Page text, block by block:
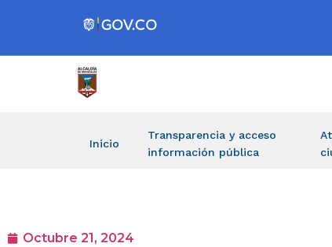
Inicio
Transparencia y acceso
información pública
Octubre 21, 2024